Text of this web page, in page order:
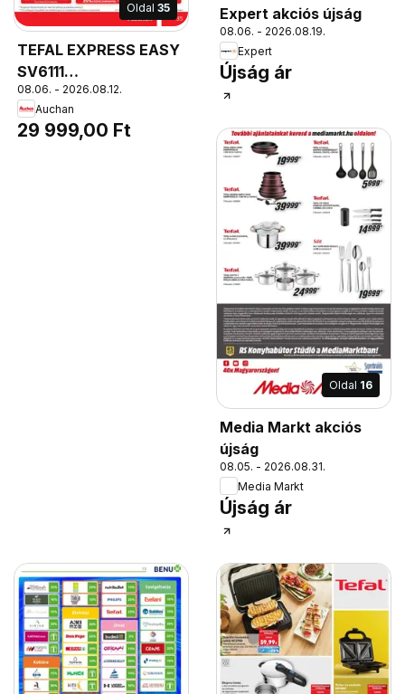
Oldal 35
TEFAL EXPRESS EASY
SV6111
GŐZÁLLOMÁS***,
2200 W, max.
gőzteljesítmény: 250
08.06. - 2026.08.12.
Auchan
29 999,00 Ft
Expert akciós újság
08.06. - 2026.08.19.
Expert
Újság ár
Oldal 16
Media Markt akciós
újság
08.05. - 2026.08.31.
Media Markt
Újság ár